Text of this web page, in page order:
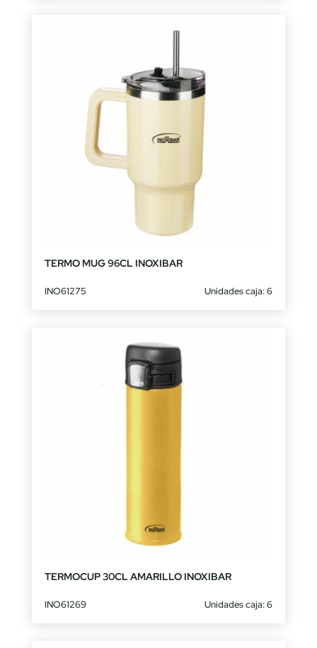
TERMO MUG 96CL INOXIBAR
INO61275 Unidades caja: 6
TERMOCUP 30CL AMARILLO INOXIBAR
INO61269 Unidades caja: 6